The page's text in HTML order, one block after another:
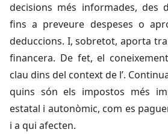
decisions més informades, des
fins a preveure despeses o
deduccions. I, sobretot, aporta
financera. De fet, el
clau dins del context de l’.
quins són els impostos més
estatal i autonòmic, com es
i a qui afecten.